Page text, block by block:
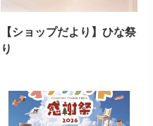
【ショップだより】ひな祭
り